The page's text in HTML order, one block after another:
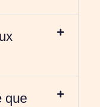
que